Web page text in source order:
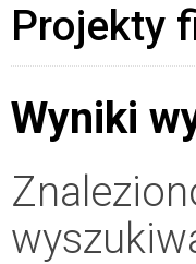
Projekty
Wyniki